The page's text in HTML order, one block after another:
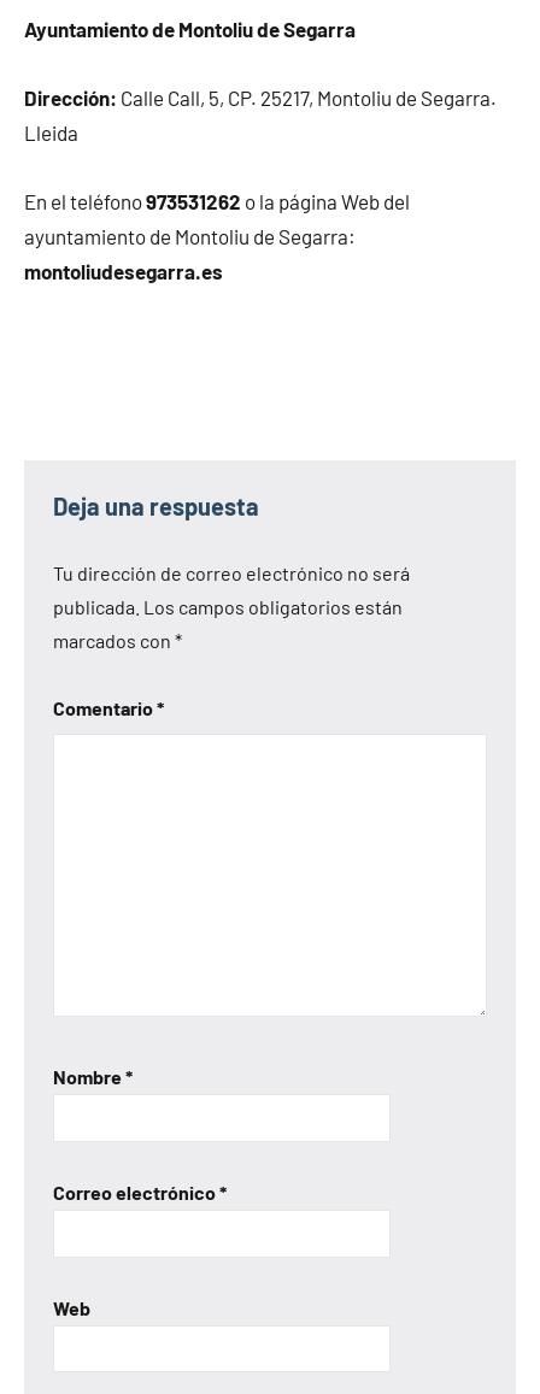
Ayuntamiento de Montoliu de Segarra
Dirección: Calle Call, 5, CP. 25217, Montoliu de Segarra.
Lleida
En el teléfono973531262 o la página Web del
ayuntamiento de Montoliu de Segarra:
montoliudesegarra.es
Deja una respuesta
Tu dirección de correo electrónico no será
publicada. Los campos obligatorios están
marcados con *
Comentario*
Nombre*
Correo electrónico*
Web